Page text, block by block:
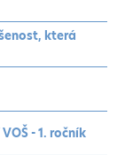
která
- 1. ročník